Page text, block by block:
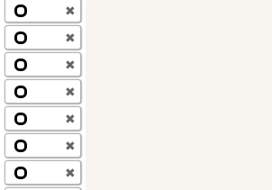
✖
✖
✖
✖
✖
✖
✖